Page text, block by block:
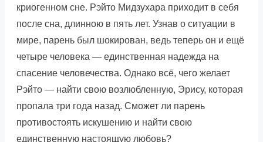
криогенном сне. Рэйто Мидзухара приходит в себя
после сна, длинною в пять лет. Узнав о ситуации в
мире, парень был шокирован, ведь теперь он и ещё
четыре человека — единственная надежда на
спасение человечества. Однако всё, чего желает
Рэйто — найти свою возлюбленную, Эриcу, которая
пропала три года назад. Сможет ли парень
противостоять искушению и найти свою
единственную настоящую любовь?